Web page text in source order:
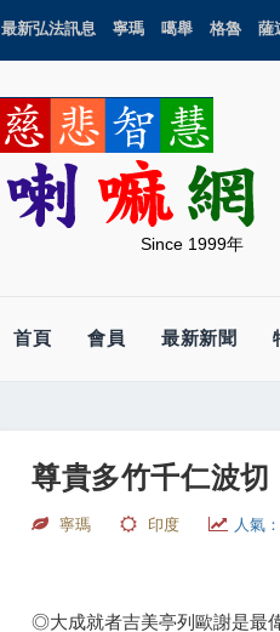
最新弘法訊息 寧瑪 噶舉 格魯 薩
Since 1999年
首頁 會員 最新新聞
尊貴多竹千仁波切
寧瑪 印度 人氣：
◎大成就者吉美亭列歐謝是最